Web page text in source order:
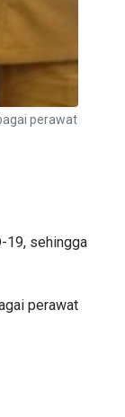
perawat
19, sehingga
perawat